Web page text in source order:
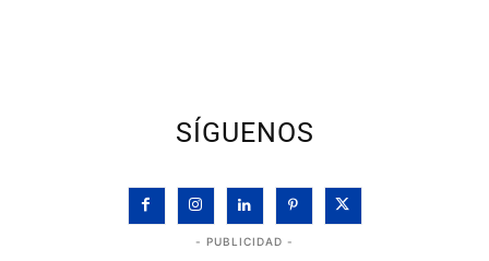
SÍGUENOS
- PUBLICIDAD -